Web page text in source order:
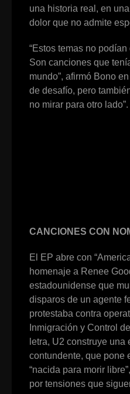
una historia real, en
dolor que no admite
“Estos temas no
Son canciones que
mundo”, afirmó Bono
de desafío, pero
no mirar para otro lado”.
CANCIONES CON
El EP abre con
homenaje a Renee
estadounidense que
disparos de un agente
protestaba contra
Inmigración y Control
letra, U2 construye una
contundente, que pone
“nacida para morir
por tensiones que